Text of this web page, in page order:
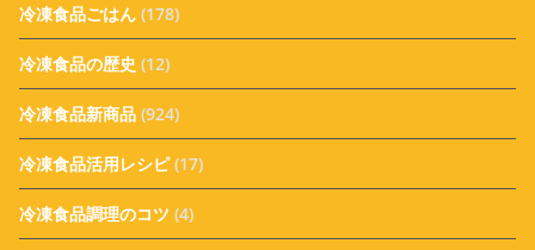
冷凍食品ごはん (178)
冷凍食品の歴史 (12)
冷凍食品新商品 (924)
冷凍食品活用レシピ(17)
冷凍食品調理のコツ (4)